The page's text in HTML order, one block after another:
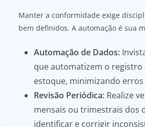
Manter a conformidade exige
bem definidos. A automação é sua
Automação de Dados:
que automatizem o registro
estoque, minimizando erros
Revisão Periódica: Realize
mensais ou trimestrais dos
identificar e corrigir